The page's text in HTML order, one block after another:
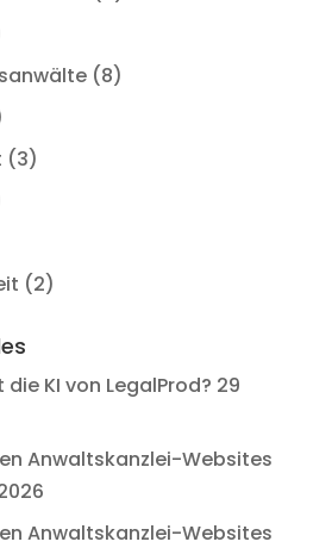
(8)
(3)
(2)
KI von LegalProd? 29
Anwaltskanzlei-Websites
Anwaltskanzlei-Websites